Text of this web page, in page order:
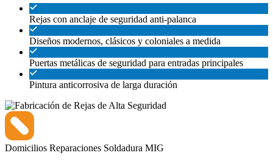
Rejas con anclaje de seguridad anti-palanca
Diseños modernos, clásicos y coloniales a medida
Puertas metálicas de seguridad para entradas principales
Pintura anticorrosiva de larga duración
Domicilios Reparaciones Soldadura MIG